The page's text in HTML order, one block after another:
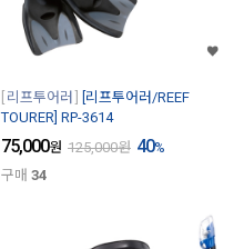
리프투어러
[리프투어러/REEF
TOURER] RP-3614
75,000원 125,000원 40%
구매 34